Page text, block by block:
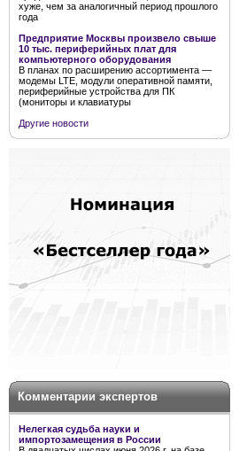
хуже, чем за аналогичный период прошлого
года
Предприятие Москвы произвело свыше
10 тыс. периферийных плат для
компьютерного оборудования
В планах по расширению ассортимента —
модемы LTE, модули оперативной памяти,
периферийные устройства для ПК
(мониторы и клавиатуры
Другие новости
Комментарии экспертов
Нелегкая судьба науки и
импортозамещения в России